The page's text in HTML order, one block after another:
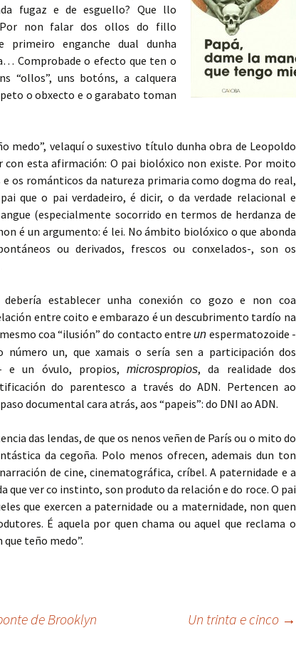
fugaz e de esguello? Que llo
Por non falar dos ollos do fillo
primeiro enganche dual dunha
Comprobade o efecto que ten o
“ollos”, uns botóns, a calquera
o obxecto e o garabato toman
medo”, velaquí o suxestivo título dunha obra de Leopoldo
con esta afirmación: O pai biolóxico non existe. Por moito
e os románticos da natureza primaria como dogma do real,
que o pai verdadeiro, é dicir, o da verdade relacional e
(especialmente socorrido en termos de herdanza de
é un argumento: é lei. No ámbito biolóxico o que abonda
ou derivados, frescos ou conxelados-, son os
establecer unha conexión co gozo e non coa
entre coito e embarazo é un descubrimento tardío na
coa “ilusión” do contacto entreun espermatozoide -
número un, que xamais o sería sen a participación dos
e un óvulo, propios,microspropios, da realidade dos
do parentesco a través do ADN. Pertencen ao
documental cara atrás, aos “papeis”: do DNI ao ADN.
das lendas, de que os nenos veñen de París ou o mito do
da cegoña. Polo menos ofrecen, ademais dun ton
de cine, cinematográfica, críbel. A paternidade e a
que ver co instinto, son produto da relación e do roce. O pai
que exercen a paternidade ou a maternidade, non quen
É aquela por quen chama ou aquel que reclama o
teño medo”.
de Brooklyn Un trinta e cinco →